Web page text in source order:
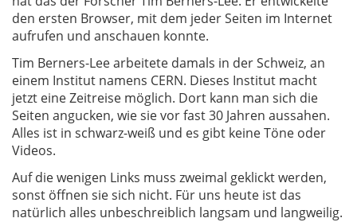
den ersten Browser, mit dem jeder Seiten im Internet
aufrufen und anschauen konnte.
Tim Berners-Lee arbeitete damals in der Schweiz, an
einem Institut namens CERN. Dieses Institut macht
jetzt eine Zeitreise möglich. Dort kann man sich die
Seiten angucken, wie sie vor fast 30 Jahren aussahen.
Alles ist in schwarz-weiß und es gibt keine Töne oder
Videos.
Auf die wenigen Links muss zweimal geklickt werden,
sonst öffnen sie sich nicht. Für uns heute ist das
natürlich alles unbeschreiblich langsam und langweilig.